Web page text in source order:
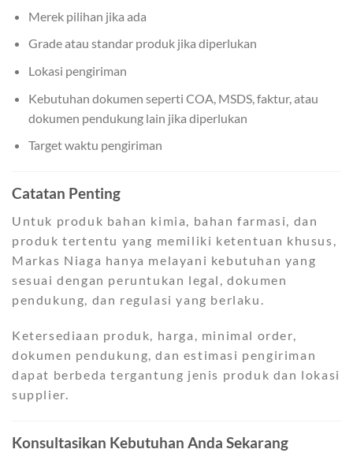
Merek pilihan jika ada
Grade atau standar produk jika diperlukan
Lokasi pengiriman
Kebutuhan dokumen seperti COA, MSDS, faktur, atau
dokumen pendukung lain jika diperlukan
Target waktu pengiriman
Catatan Penting
Untuk produk bahan kimia, bahan farmasi, dan
produk tertentu yang memiliki ketentuan khusus,
Markas Niaga hanya melayani kebutuhan yang
sesuai dengan peruntukan legal, dokumen
pendukung, dan regulasi yang berlaku.
Ketersediaan produk, harga, minimal order,
dokumen pendukung, dan estimasi pengiriman
dapat berbeda tergantung jenis produk dan lokasi
supplier.
Konsultasikan Kebutuhan Anda Sekarang